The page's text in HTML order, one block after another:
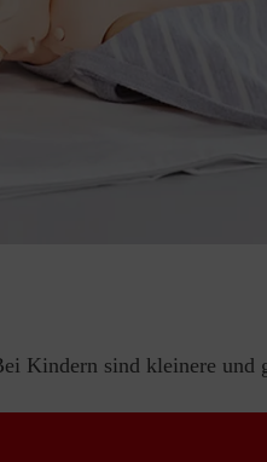
Kindern sind kleinere und